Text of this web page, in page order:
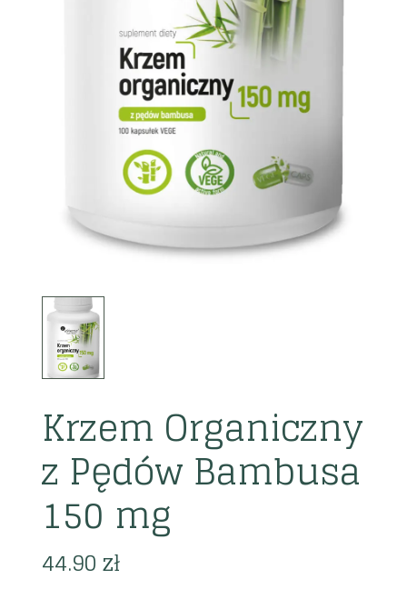
Krzem Organiczny
z Pędów Bambusa
150 mg
44.90zł